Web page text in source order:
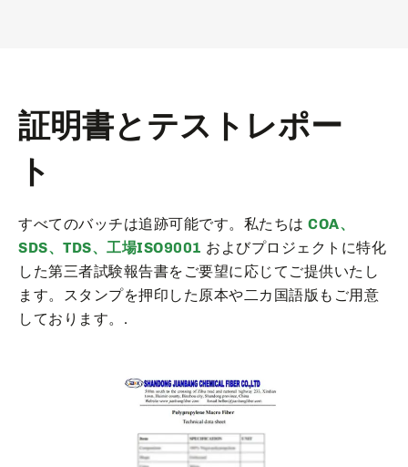
証明書とテストレポー
ト
すべてのバッチは追跡可能です。私たちは COA、
SDS、TDS、工場ISO9001 およびプロジェクトに特化
した第三者試験報告書をご要望に応じてご提供いたし
ます。スタンプを押印した原本や二カ国語版もご用意
しております。.